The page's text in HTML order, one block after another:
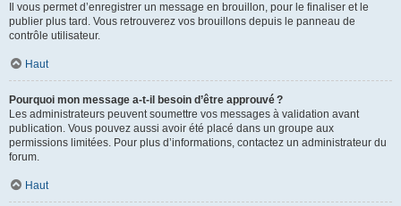
Il vous permet d’enregistrer un message en brouillon, pour le finaliser et le
publier plus tard. Vous retrouverez vos brouillons depuis le panneau de
contrôle utilisateur.
Haut
Pourquoi mon message a-t-il besoin d’être approuvé ?
Les administrateurs peuvent soumettre vos messages à validation avant
publication. Vous pouvez aussi avoir été placé dans un groupe aux
permissions limitées. Pour plus d’informations, contactez un administrateur du
forum.
Haut